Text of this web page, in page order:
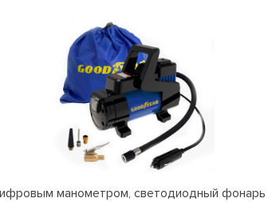
манометром, светодиодный фонарь